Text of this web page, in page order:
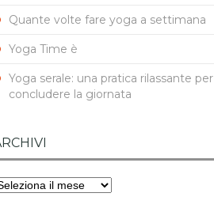
Quante volte fare yoga a settimana
Yoga Time è
Yoga serale: una pratica rilassante per
concludere la giornata